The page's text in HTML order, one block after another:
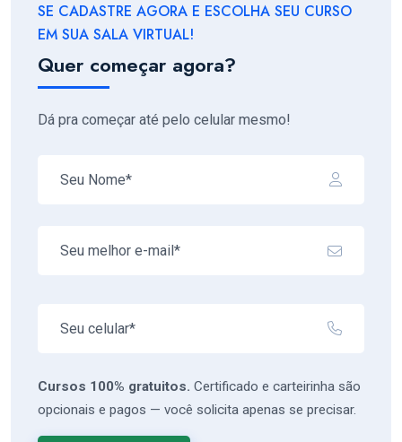
SE CADASTRE AGORA E ESCOLHA SEU CURSO
EM SUA SALA VIRTUAL!
Quer começar agora?
Dá pra começar até pelo celular mesmo!
Cursos 100% gratuitos. Certificado e carteirinha são
opcionais e pagos — você solicita apenas se precisar.